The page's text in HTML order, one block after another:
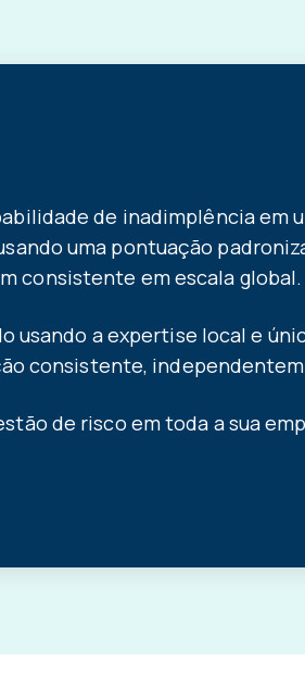
de inadimplência em
uma pontuação
consistente em escala global.
usando a expertise local e
consistente,
de risco em toda a sua